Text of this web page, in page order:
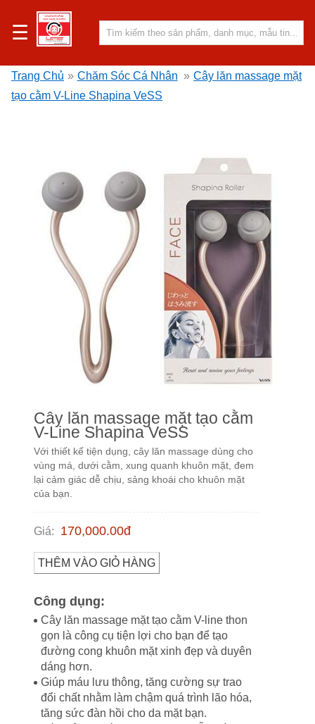
☰
Trang Chủ » Chăm Sóc Cá Nhân » Cây lăn massage mặt
tạo cằm V-Line Shapina VeSS
Cây lăn massage mặt tạo cằm
V-Line Shapina VeSS
Với thiết kế tiện dụng, cây lăn massage dùng cho
vùng má, dưới cằm, xung quanh khuôn mặt, đem
lại cảm giác dễ chịu, sảng khoái cho khuôn mặt
của bạn.
Giá: 170,000.00đ
THÊM VÀO GIỎ HÀNG
Công dụng:
Cây lăn massage mặt tạo cằm V-line thon
gọn là công cụ tiện lợi cho bạn để tạo
đường cong khuôn mặt xinh đẹp và duyên
dáng hơn.
Giúp máu lưu thông, tăng cường sự trao
đổi chất nhằm làm chậm quá trình lão hóa,
tăng sức đàn hồi cho da mặt bạn.